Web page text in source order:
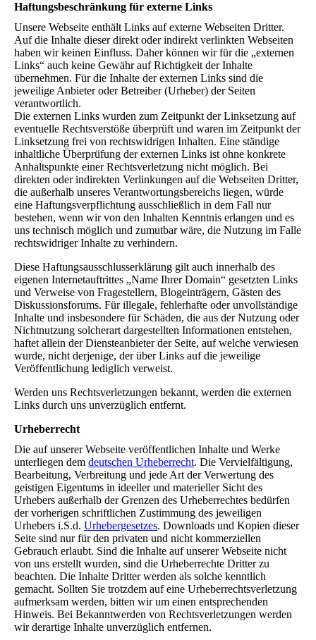
Haftungsbeschränkung für externe Links
Unsere Webseite enthält Links auf externe Webseiten Dritter.
Auf die Inhalte dieser direkt oder indirekt verlinkten Webseiten
haben wir keinen Einfluss. Daher können wir für die „externen
Links“ auch keine Gewähr auf Richtigkeit der Inhalte
übernehmen. Für die Inhalte der externen Links sind die
jeweilige Anbieter oder Betreiber (Urheber) der Seiten
verantwortlich.
Die externen Links wurden zum Zeitpunkt der Linksetzung auf
eventuelle Rechtsverstöße überprüft und waren im Zeitpunkt der
Linksetzung frei von rechtswidrigen Inhalten. Eine ständige
inhaltliche Überprüfung der externen Links ist ohne konkrete
Anhaltspunkte einer Rechtsverletzung nicht möglich. Bei
direkten oder indirekten Verlinkungen auf die Webseiten Dritter,
die außerhalb unseres Verantwortungsbereichs liegen, würde
eine Haftungsverpflichtung ausschließlich in dem Fall nur
bestehen, wenn wir von den Inhalten Kenntnis erlangen und es
uns technisch möglich und zumutbar wäre, die Nutzung im Falle
rechtswidriger Inhalte zu verhindern.
Diese Haftungsausschlusserklärung gilt auch innerhalb des
eigenen Internetauftrittes „Name Ihrer Domain“ gesetzten Links
und Verweise von Fragestellern, Blogeinträgern, Gästen des
Diskussionsforums. Für illegale, fehlerhafte oder unvollständige
Inhalte und insbesondere für Schäden, die aus der Nutzung oder
Nichtnutzung solcherart dargestellten Informationen entstehen,
haftet allein der Diensteanbieter der Seite, auf welche verwiesen
wurde, nicht derjenige, der über Links auf die jeweilige
Veröffentlichung lediglich verweist.
Werden uns Rechtsverletzungen bekannt, werden die externen
Links durch uns unverzüglich entfernt.
Urheberrecht
Die auf unserer Webseite veröffentlichen Inhalte und Werke
unterliegen dem deutschen Urheberrecht. Die Vervielfältigung,
Bearbeitung, Verbreitung und jede Art der Verwertung des
geistigen Eigentums in ideeller und materieller Sicht des
Urhebers außerhalb der Grenzen des Urheberrechtes bedürfen
der vorherigen schriftlichen Zustimmung des jeweiligen
Urhebers i.S.d. Urhebergesetzes. Downloads und Kopien dieser
Seite sind nur für den privaten und nicht kommerziellen
Gebrauch erlaubt. Sind die Inhalte auf unserer Webseite nicht
von uns erstellt wurden, sind die Urheberrechte Dritter zu
beachten. Die Inhalte Dritter werden als solche kenntlich
gemacht. Sollten Sie trotzdem auf eine Urheberrechtsverletzung
aufmerksam werden, bitten wir um einen entsprechenden
Hinweis. Bei Bekanntwerden von Rechtsverletzungen werden
wir derartige Inhalte unverzüglich entfernen.